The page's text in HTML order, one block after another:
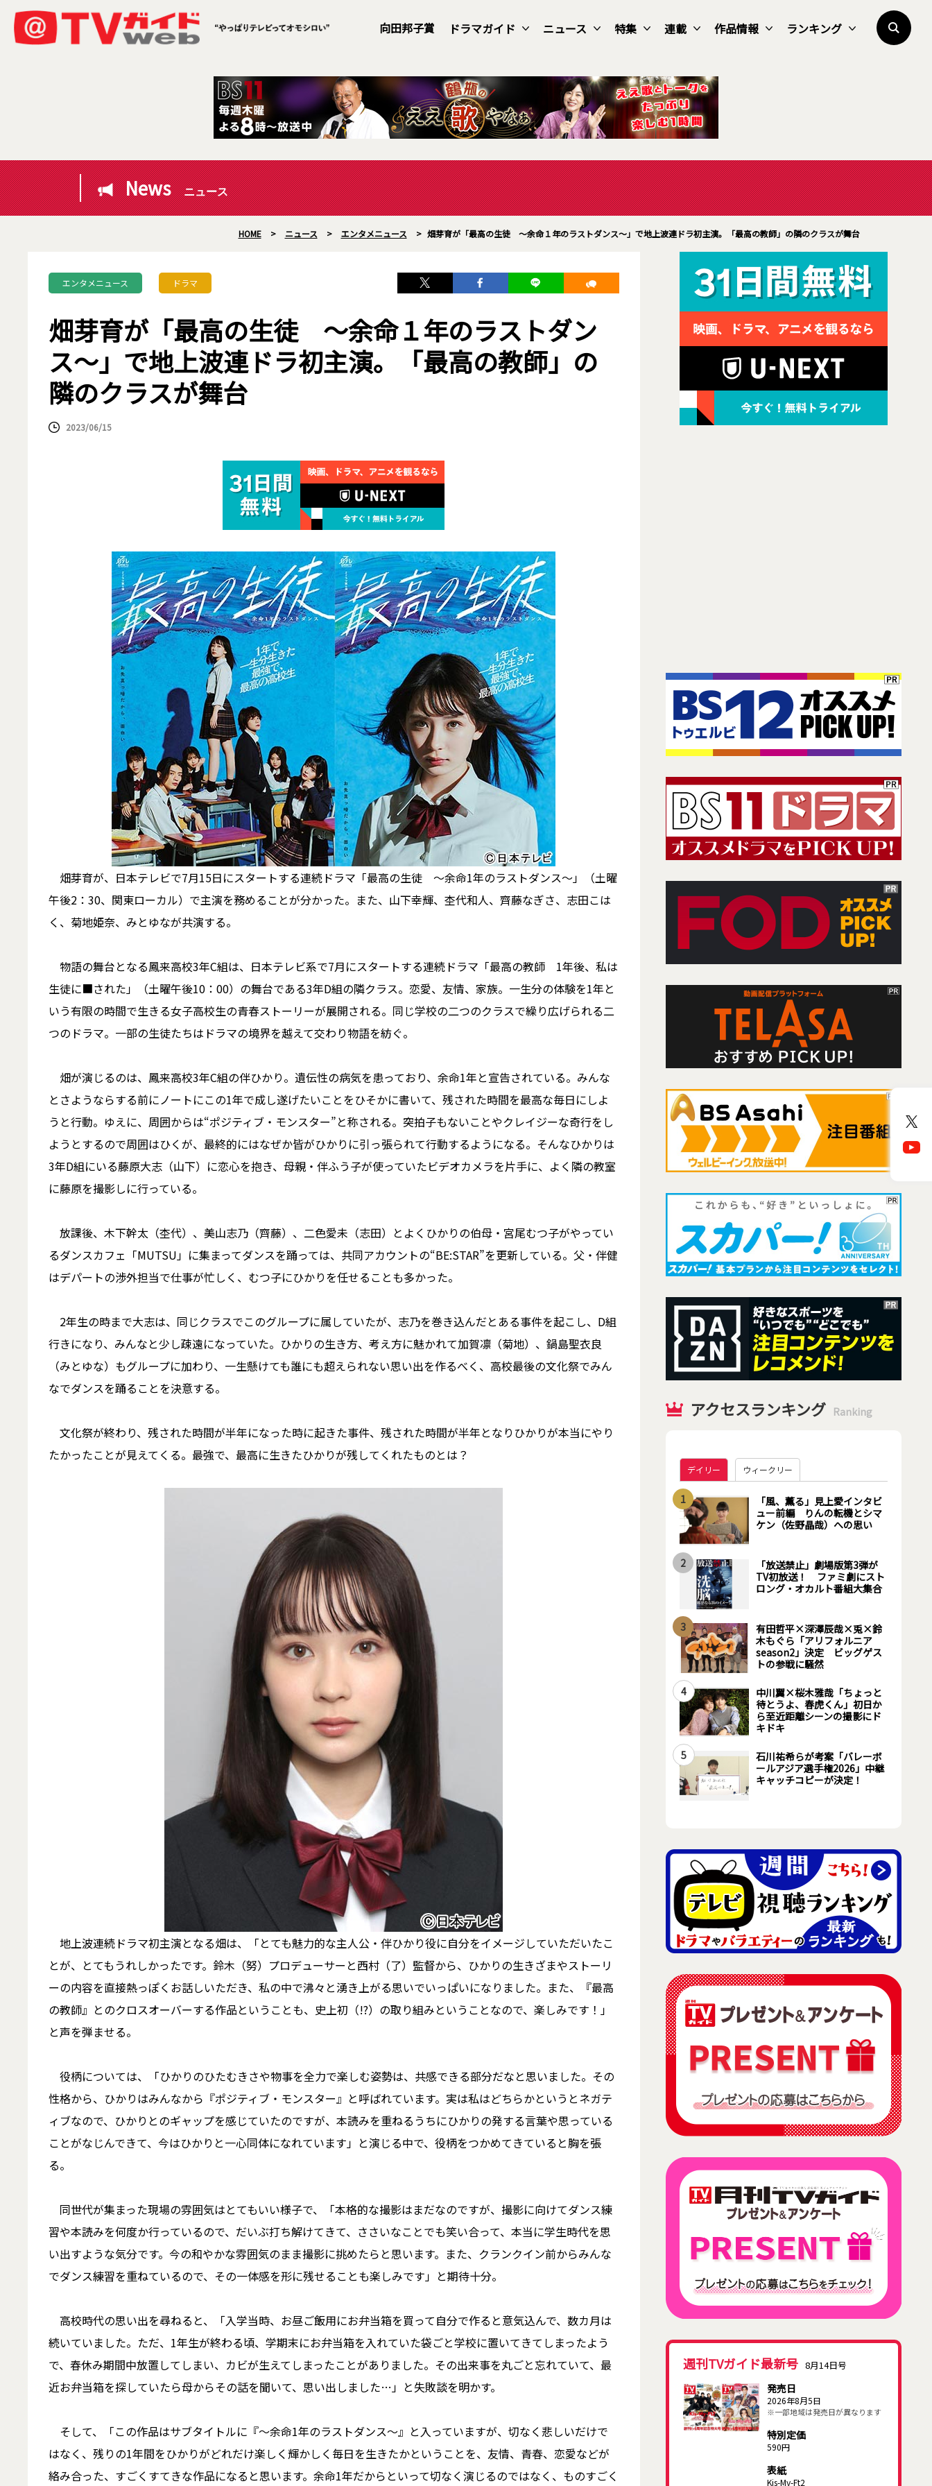
向田邦子賞 ドラマガイド ニュース 特集 連載 作品情報 ランキング
News ニュース
HOME > ニュース > エンタメニュース > 畑芽育が「最高の生徒 ～余命１年のラストダンス～」で地上波連ドラ初主演。「最高の教師」の隣のクラスが舞台
エンタメニュース ドラマ
畑芽育が「最高の生徒 ～余命１年のラストダン
ス～」で地上波連ドラ初主演。「最高の教師」の
隣のクラスが舞台
2023/06/15
畑芽育が、日本テレビで7月15日にスタートする連続ドラマ「最高の生徒 ～余命1年のラストダンス～」（土曜
午後2：30、関東ローカル）で主演を務めることが分かった。また、山下幸輝、杢代和人、齊藤なぎさ、志田こは
く、菊地姫奈、みとゆなが共演する。
物語の舞台となる鳳来高校3年C組は、日本テレビ系で7月にスタートする連続ドラマ「最高の教師 1年後、私は
生徒に■された」（土曜午後10：00）の舞台である3年D組の隣クラス。恋愛、友情、家族。一生分の体験を1年と
いう有限の時間で生きる女子高校生の青春ストーリーが展開される。同じ学校の二つのクラスで繰り広げられる二
つのドラマ。一部の生徒たちはドラマの境界を越えて交わり物語を紡ぐ。
畑が演じるのは、鳳来高校3年C組の伴ひかり。遺伝性の病気を患っており、余命1年と宣告されている。みんな
とさようならする前にノートにこの1年で成し遂げたいことをひそかに書いて、残された時間を最高な毎日にしよ
うと行動。ゆえに、周囲からは“ポジティブ・モンスター”と称される。突拍子もないことやクレイジーな奇行をし
ようとするので周囲はひくが、最終的にはなぜか皆がひかりに引っ張られて行動するようになる。そんなひかりは
3年D組にいる藤原大志（山下）に恋心を抱き、母親・伴ふう子が使っていたビデオカメラを片手に、よく隣の教室
に藤原を撮影しに行っている。
放課後、木下幹太（杢代）、美山志乃（齊藤）、二色愛未（志田）とよくひかりの伯母・宮尾むつ子がやってい
るダンスカフェ「MUTSU」に集まってダンスを踊っては、共同アカウントの“BE:STAR”を更新している。父・伴健
はデパートの渉外担当で仕事が忙しく、むつ子にひかりを任せることも多かった。
2年生の時まで大志は、同じクラスでこのグループに属していたが、志乃を巻き込んだとある事件を起こし、D組
行きになり、みんなと少し疎遠になっていた。ひかりの生き方、考え方に魅かれて加賀凛（菊地）、鍋島聖衣良
（みとゆな）もグループに加わり、一生懸けても誰にも超えられない思い出を作るべく、高校最後の文化祭でみん
なでダンスを踊ることを決意する。
文化祭が終わり、残された時間が半年になった時に起きた事件、残された時間が半年となりひかりが本当にやり
たかったことが見えてくる。最強で、最高に生きたひかりが残してくれたものとは？
地上波連続ドラマ初主演となる畑は、「とても魅力的な主人公・伴ひかり役に自分をイメージしていただいたこ
とが、とてもうれしかったです。鈴木（努）プロデューサーと西村（了）監督から、ひかりの生きざまやストーリ
ーの内容を直接熱っぽくお話しいただき、私の中で沸々と湧き上がる思いでいっぱいになりました。また、『最高
の教師』とのクロスオーバーする作品ということも、史上初（!?）の取り組みということなので、楽しみです！」
と声を弾ませる。
役柄については、「ひかりのひたむきさや物事を全力で楽しむ姿勢は、共感できる部分だなと思いました。その
性格から、ひかりはみんなから『ポジティブ・モンスター』と呼ばれています。実は私はどちらかというとネガテ
ィブなので、ひかりとのギャップを感じていたのですが、本読みを重ねるうちにひかりの発する言葉や思っている
ことがなじんできて、今はひかりと一心同体になれています」と演じる中で、役柄をつかめてきていると胸を張
る。
同世代が集まった現場の雰囲気はとてもいい様子で、「本格的な撮影はまだなのですが、撮影に向けてダンス練
習や本読みを何度か行っているので、だいぶ打ち解けてきて、ささいなことでも笑い合って、本当に学生時代を思
い出すような気分です。今の和やかな雰囲気のまま撮影に挑めたらと思います。また、クランクイン前からみんな
でダンス練習を重ねているので、その一体感を形に残せることも楽しみです」と期待十分。
高校時代の思い出を尋ねると、「入学当時、お昼ご飯用にお弁当箱を買って自分で作ると意気込んで、数カ月は
続いていました。ただ、1年生が終わる頃、学期末にお弁当箱を入れていた袋ごと学校に置いてきてしまったよう
で、春休み期間中放置してしまい、カビが生えてしまったことがありました。その出来事を丸ごと忘れていて、最
近お弁当箱を探していたら母からその話を聞いて、思い出しました…」と失敗談を明かす。
そして、「この作品はサブタイトルに『～余命1年のラストダンス～』と入っていますが、切なく悲しいだけで
はなく、残りの1年間をひかりがどれだけ楽しく輝かしく毎日を生きたかということを、友情、青春、恋愛などが
絡み合った、すごくすてきな作品になると思います。余命1年だからといって切なく演じるのではなく、ものすごく
アクセスランキング Ranking
デイリー ウィークリー
1
「風、薫る」見上愛インタビ
ュー前編 りんの転機とシマ
ケン（佐野晶哉）への思い
2
「放送禁止」劇場版第3弾が
TV初放送！ ファミ劇にスト
ロング・オカルト番組大集合
3
有田哲平×深澤辰哉×兎×鈴
木もぐら「アリフォルニア
season2」決定 ビッグゲス
トの参戦に騒然
4
中川翼×桜木雅哉「ちょっと
待とうよ、春虎くん」初日か
ら至近距離シーンの撮影にド
キドキ
5
石川祐希らが考案「バレーボ
ールアジア選手権2026」中継
キャッチコピーが決定！
週刊TVガイド最新号 8月14日号
発売日
2026年8月5日
※一部地域は発売日が異なります
特別定価
590円
表紙
Kis-My-Ft2